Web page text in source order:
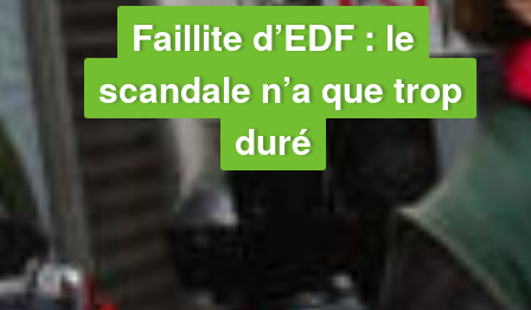
Faillite d’EDF : le
scandale n’a que trop
duré